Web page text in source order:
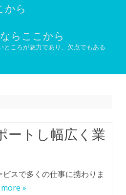
から
らここから
ところが魅力であり、欠点でもある
ートし幅広く業
スで多くの仕事に携わりま
»